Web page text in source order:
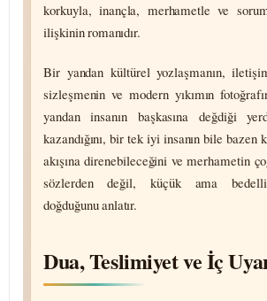
korkuyla, inançla, merhametle ve
ilişkinin romanıdır.
Bir yandan kültürel yozlaşmanın,
sizleşmenin ve modern yıkımın
yandan insanın başkasına değdiği
kazandığını, bir tek iyi insanın bile bazen
akışına dire­nebil­eceğini ve merhametin
sözlerden değil, küçük ama bedelli
doğduğunu anlatır.
Dua, Teslimiyet ve İç